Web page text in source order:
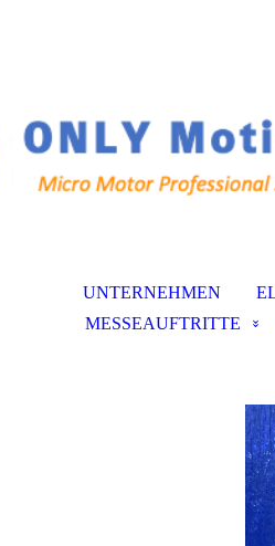
UNTERNEHMEN
MESSEAUFTRITTE